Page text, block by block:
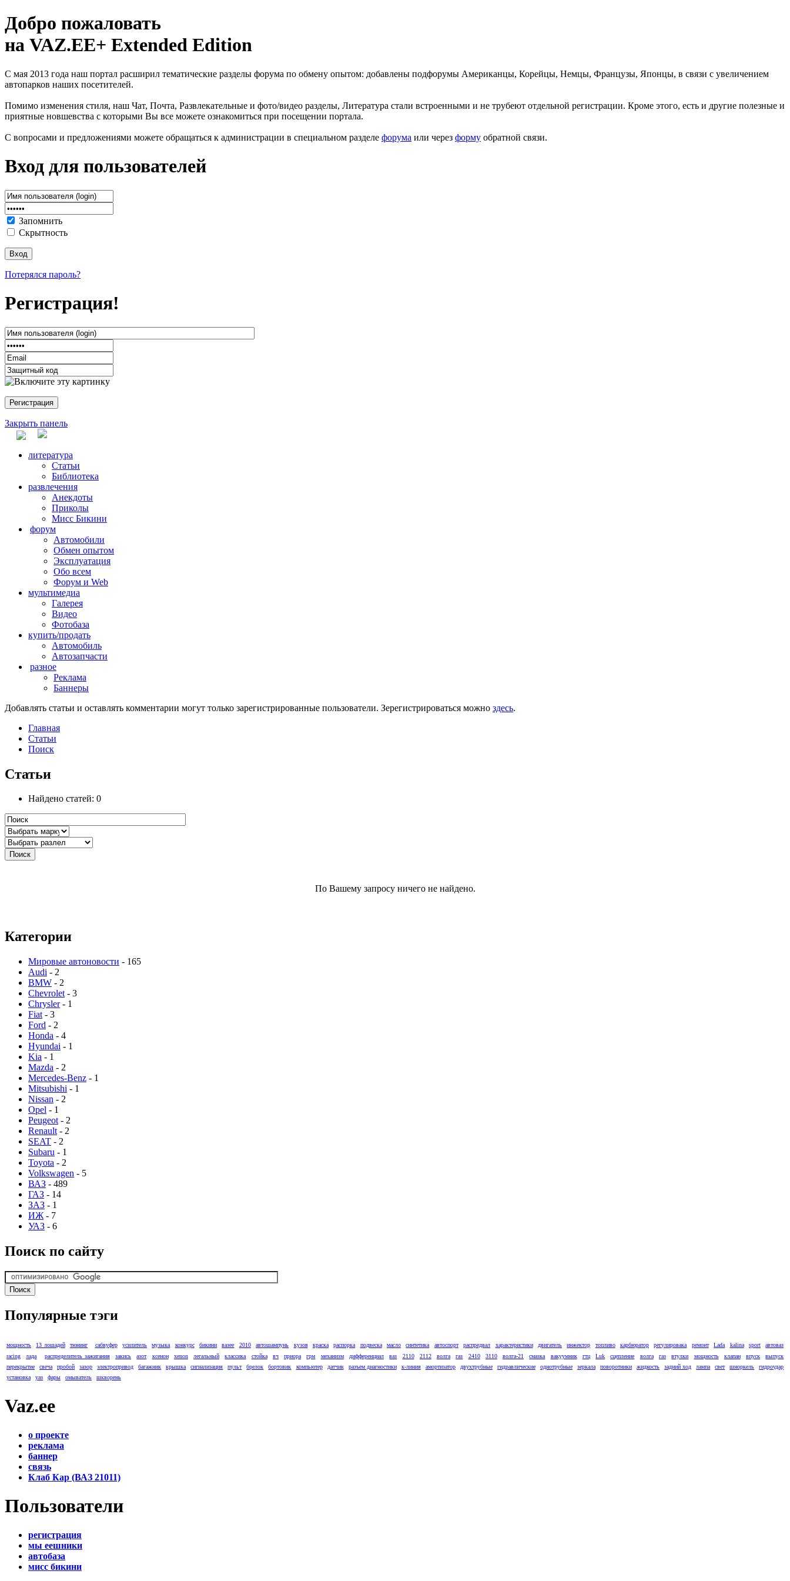
Добро пожаловать
на VAZ.EE+ Extended Edition
С мая 2013 года наш портал расширил тематические разделы форума по обмену опытом: добавлены подфорумы Американцы, Корейцы, Немцы, Французы, Японцы, в связи с увеличением
автопарков наших посетителей.
Помимо изменения стиля, наш Чат, Почта, Развлекательные и фото/видео разделы, Литература стали встроенными и не трубеют отдельной регистрации. Кроме этого, есть и другие полезные и
приятные новшевства с которыми Вы все можете ознакомиться при посещении портала.
С вопросами и предложениями можете обращаться к администрации в специальном разделе форума или через форму обратной связи.
Вход для пользователей
Запомнить
Скрытность
Потерялся пароль?
Регистрация!
Закрыть панель
литература
Статьи
Библиотека
развлечения
Анекдоты
Приколы
Мисс Бикини
форум
Автомобили
Обмен опытом
Эксплуатация
Обо всем
Форум и Web
мультимедиа
Галерея
Видео
Фотобаза
купить/продать
Автомобиль
Автозапчасти
разное
Реклама
Баннеры
Добавлять статьи и оставлять комментарии могут только зарегистрированные пользователи. Зерегистрироваться можно здесь.
Главная
Статьи
Поиск
Статьи
Найдено статей: 0
По Вашему запросу ничего не найдено.
Категории
Мировые автоновости - 165
Audi - 2
BMW - 2
Chevrolet - 3
Chrysler- 1
Fiat - 3
Ford - 2
Honda - 4
Hyundai - 1
Kia - 1
Mazda - 2
Mercedes-Benz - 1
Mitsubishi - 1
Nissan - 2
Opel - 1
Peugeot - 2
Renault - 2
SEAT - 2
Subaru - 1
Toyota - 2
Volkswagen - 5
ВАЗ - 489
ГАЗ - 14
ЗАЗ - 1
ИЖ - 7
УАЗ - 6
Поиск по сайту
Популярные тэги
мощность 13 лошадей тюнинг сабвуфер усилитель музыка конкурс бикини вазее 2010 автошампунь кузов краска распорка подвеска масло синтетика автоспорт распредвал характеристики двигатель инжектор топливо карбюратор регулировака ремонт Lada kalina sport
автоваз
racing
лада распределитель зажигания закись азот ксенон xenon легальный классика стойка вч приора грм механизм дифференциал ваз 2110 2112 волга газ 2410 3110 волга-21 смазка вакуумник гтц Luk сцепление волга газ втулки мощность клапан впуск
выпуск
перекрытие
свеча пробой зазор электропривод багажник крышка сигнализация пульт брелок бортовик компьютер датчик разъем диагностики к-линия амортизатор двухтрубные гидравлические однотрубные зеркала поворотники жидкость задний ход лампа свет шноркель
гидроудар
установка
уаз фары омыватель шкворень
Vaz.ee
о проекте
реклама
баннер
связь
Клаб Кар (ВАЗ 21011)
Пользователи
регистрация
мы еешники
автобаза
мисс бикини